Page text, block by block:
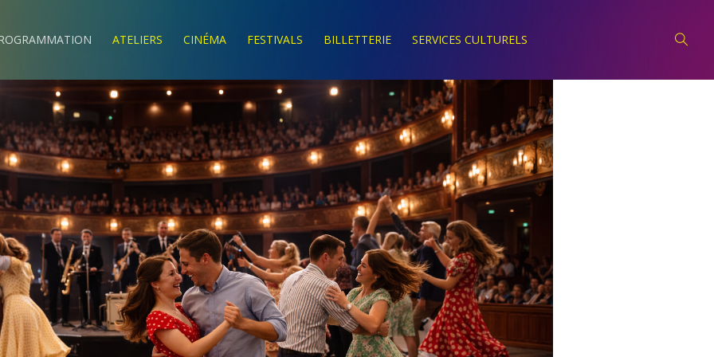
ATELIERS CINÉMA FESTIVALS BILLETTERIE SERVICES CULTURELS